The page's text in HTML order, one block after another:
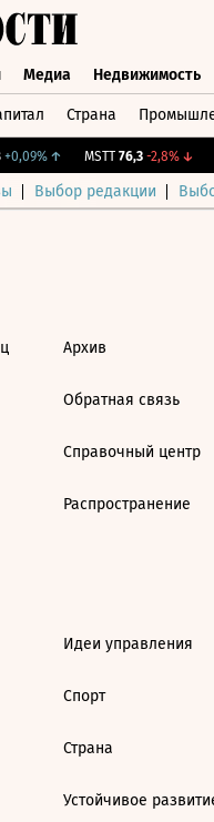
Медиа Недвижимость
Страна
↑ MSTT 76,3 -2,8%↓
Выбор редакции
Архив
Обратная связь
Справочный центр
Распространение
Идеи управления
Спорт
Страна
Устойчивое